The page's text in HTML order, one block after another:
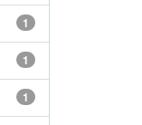
1
1
1